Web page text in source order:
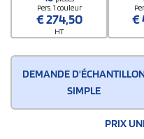
Pers. 1 couleur
€274,50
HT
€
DEMANDE
SIMPLE
PRIX